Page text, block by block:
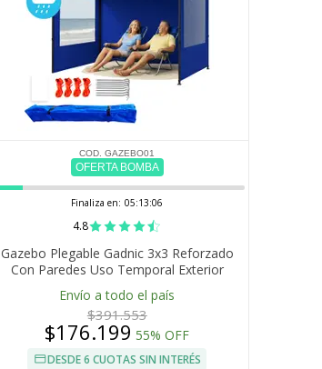
COD. GAZEBO01
OFERTA BOMBA
Finaliza en: 05:13:05
4.8
Gazebo Plegable Gadnic 3x3 Reforzado
Con Paredes Uso Temporal Exterior
Eventos Playa Jardin
Envío a todo el país
$391.553
$176.199 55% OFF
DESDE 6 CUOTAS SIN INTERÉS